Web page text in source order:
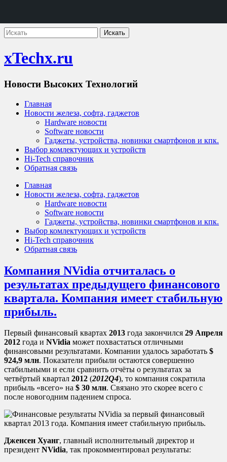
xTechx.ru
Новости Высоких Технологий
Главная
Новости железа, софта, гаджетов
Hardware новости
Software новости
Гаджеты, устройства, новинки смартфонов и кпк.
Выбор комлектующих и устройств
Hi-Tech справочник
Обратная связь
Главная
Новости железа, софта, гаджетов
Hardware новости
Software новости
Гаджеты, устройства, новинки смартфонов и кпк.
Выбор комлектующих и устройств
Hi-Tech справочник
Обратная связь
Компания NVidia отчиталась о
результатах предыдущего финансового
квартала. Компания имеет стабильную
прибыль.
Первый финансовый квартах 2013 года закончился 29 Апреля
2012 года и NVidia может похвастаться отличными
финансовыми результатами. Компании удалось заработать $
924,9 млн. Показатели прибыли остаются совершенно
стабильными и если сравнить отчёты о результатах за
четвёртый квартал 2012 (2012Q4), то компания сократила
прибыль «всего» на $ 30 млн. Связано это скорее всего с
после новогодним падением спроса.
Дженсен Хуанг, главный исполнительный директор и
президент NVidia, так прокомментировал результаты: